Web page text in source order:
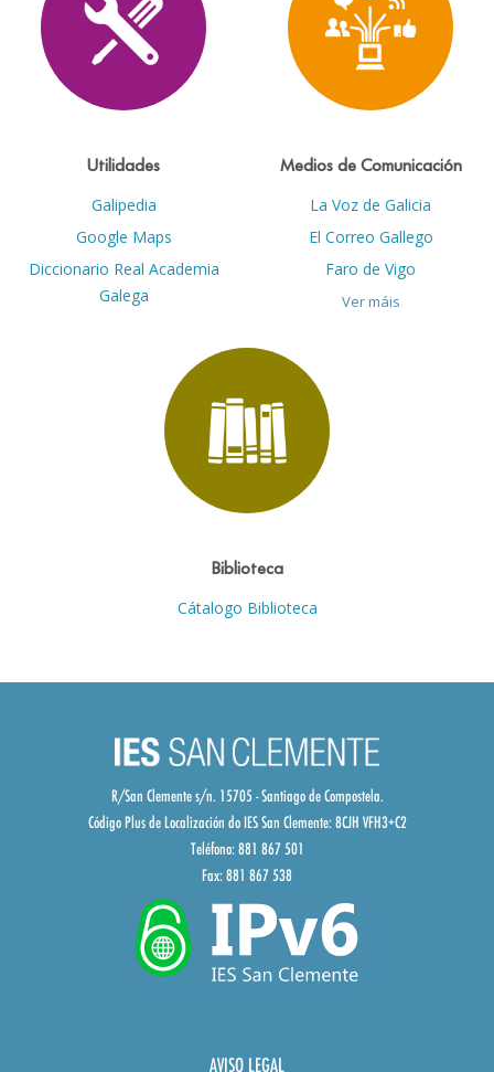
Utilidades
Galipedia
Google Maps
Diccionario Real Academia
Galega
Medios de Comunicación
La Voz de Galicia
El Correo Gallego
Faro de Vigo
Ver máis
Biblioteca
Cátalogo Biblioteca
R/San Clemente s/n. 15705 - Santiago de Compostela.
Código Plus de Localización do IES San Clemente:8CJH VFH3+C2
Teléfono: 881 867 501
Fax: 881 867 538
AVISO LEGAL